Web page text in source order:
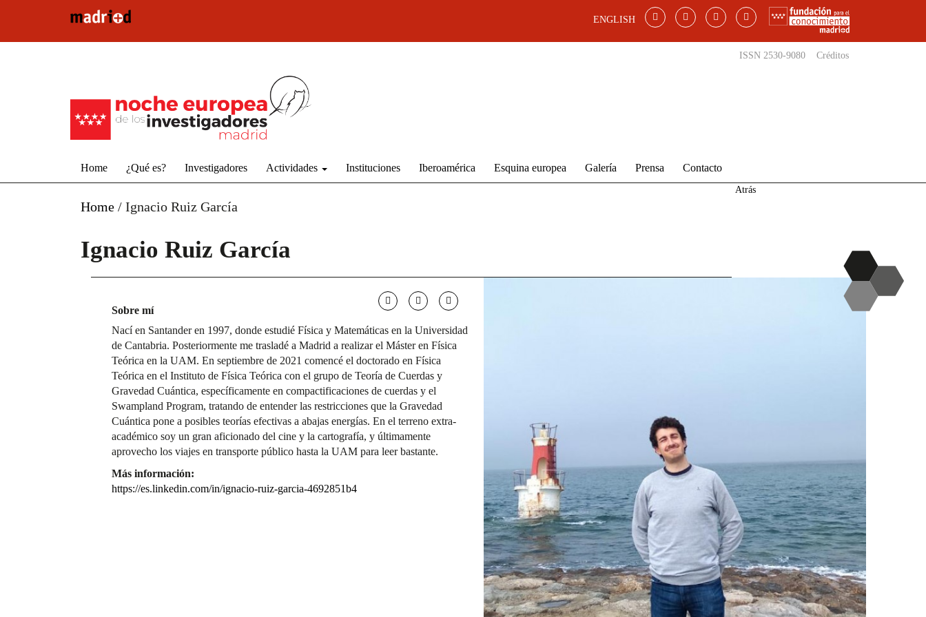
ENGLISH
ISSN 2530-9080 Créditos
Home ¿Qué es? Investigadores Actividades Instituciones Iberoamérica Esquina europea Galería Prensa Contacto
Home / Ignacio Ruiz García
Atrás
Ignacio Ruiz García
Sobre mí
Nací en Santander en 1997, donde estudié Física y Matemáticas en la Universidad
de Cantabria. Posteriormente me trasladé a Madrid a realizar el Máster en Física
Teórica en la UAM. En septiembre de 2021 comencé el doctorado en Física
Teórica en el Instituto de Física Teórica con el grupo de Teoría de Cuerdas y
Gravedad Cuántica, específicamente en compactificaciones de cuerdas y el
Swampland Program, tratando de entender las restricciones que la Gravedad
Cuántica pone a posibles teorías efectivas a abajas energías. En el terreno extra-
académico soy un gran aficionado del cine y la cartografía, y últimamente
aprovecho los viajes en transporte público hasta la UAM para leer bastante.
Más información:
https://es.linkedin.com/in/ignacio-ruiz-garcia-4692851b4